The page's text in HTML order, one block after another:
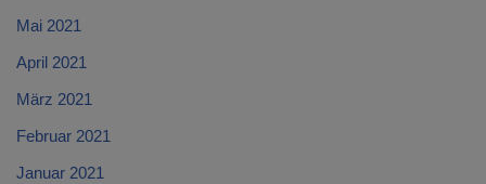
Mai 2021
April 2021
März 2021
Februar 2021
Januar 2021